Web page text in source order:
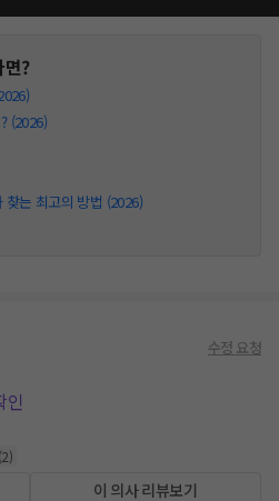
?
(2026)
는 최고의 방법 (2026)
수정 요청
인
(2)
이 의사 리뷰보기